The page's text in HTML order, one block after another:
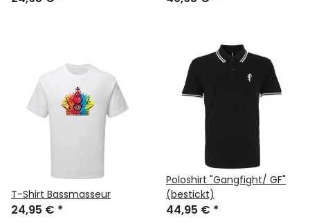
T-Shirt Bassmasseur
24,95 € *
Poloshirt "Gangfight/ GF"
(bestickt)
44,95 € *